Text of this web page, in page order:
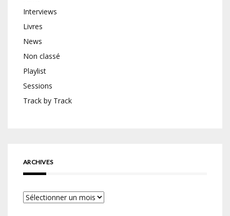
Interviews
Livres
News
Non classé
Playlist
Sessions
Track by Track
ARCHIVES
Archives